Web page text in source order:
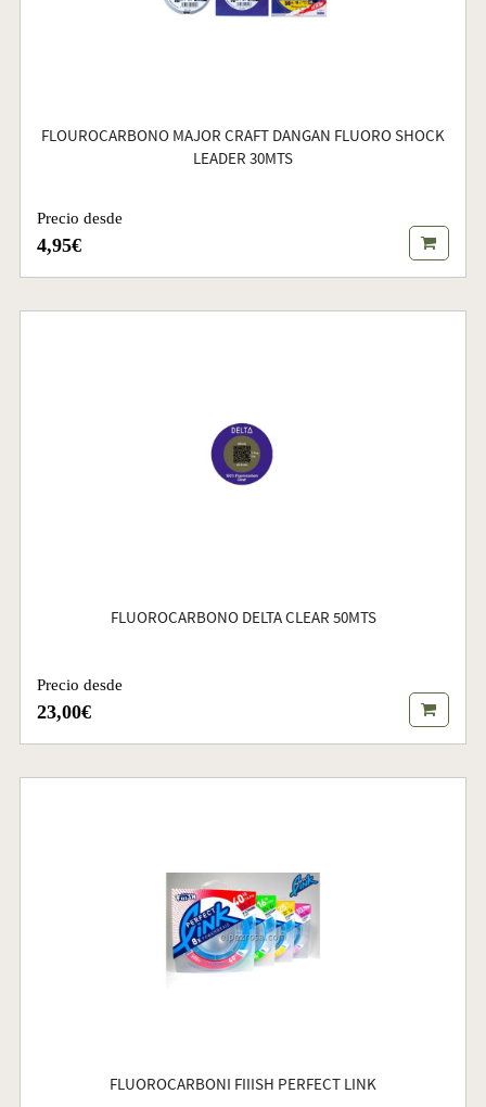
FLOUROCARBONO MAJOR CRAFT DANGAN FLUORO SHOCK
LEADER 30MTS
Precio desde
4,95€
FLUOROCARBONO DELTA CLEAR 50MTS
Precio desde
23,00€
FLUOROCARBONI FIIISH PERFECT LINK